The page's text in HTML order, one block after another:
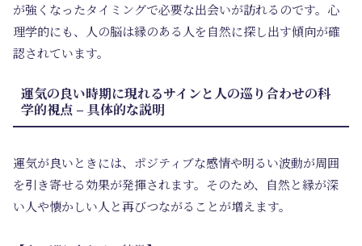
が強くなったタイミングで必要な出会いが訪れるのです。心
理学的にも、人の脳は縁のある人を自然に探し出す傾向が確
認されています。
運気の良い時期に現れるサインと人の巡り合わせの科
学的視点 – 具体的な説明
運気が良いときには、ポジティブな感情や明るい波動が周囲
を引き寄せる効果が発揮されます。そのため、自然と縁が深
い人や懐かしい人と再びつながることが増えます。